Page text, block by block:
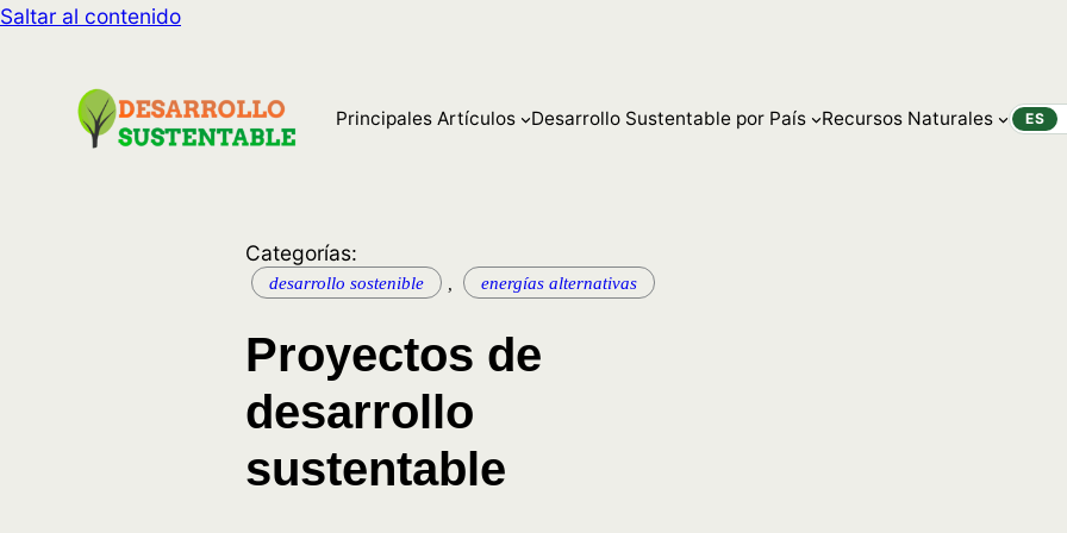
Saltar al contenido
Principales Artículos Desarrollo Sustentable por País Recursos Naturales ES
Categorías:
desarrollo sostenible , energías alternativas
Proyectos de
desarrollo
sustentable